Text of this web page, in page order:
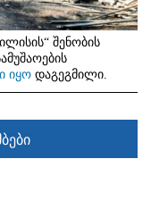
შენობის
იყო დაგეგმილი.